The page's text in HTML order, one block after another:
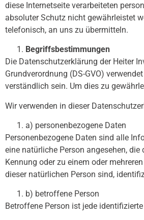
diese Internetseite verarbeiteten
absoluter Schutz nicht gewährleistet
telefonisch, an uns zu übermitteln.
Begriffsbestimmungen
Die Datenschutzerklärung der Heiter
Grundverordnung (DS-GVO)
verständlich sein. Um dies zu
Wir verwenden in dieser
a) personenbezogene Daten
Personenbezogene Daten sind alle
eine natürliche Person angesehen,
Kennung oder zu einem oder
dieser natürlichen Person sind,
b) betroffene Person
Betroffene Person ist jede